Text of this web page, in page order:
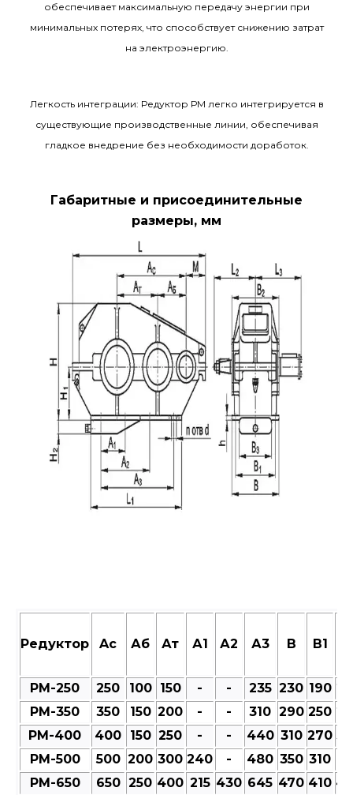
обеспечивает максимальную передачу энергии при
минимальных потерях, что способствует снижению затрат
на электроэнергию.
Легкость интеграции: Редуктор РМ легко интегрируется в
существующие производственные линии, обеспечивая
гладкое внедрение без необходимости доработок.
Габаритные и присоединительные
размеры, мм
Редуктор Aс Аб Ат А1 А2 А3 В В1
РМ-250 250 100 150 - - 235 230 190
РМ-350
350 150 200 - - 310 290 250
РМ-400
400 150 250 - - 440 310 270
РМ-500
500 200 300 240 - 480 350 310
РМ-650
650 250 400 215 430 645 470 410